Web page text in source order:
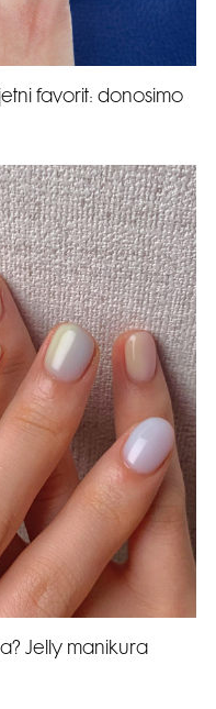
favorit: donosimo
Jelly manikura